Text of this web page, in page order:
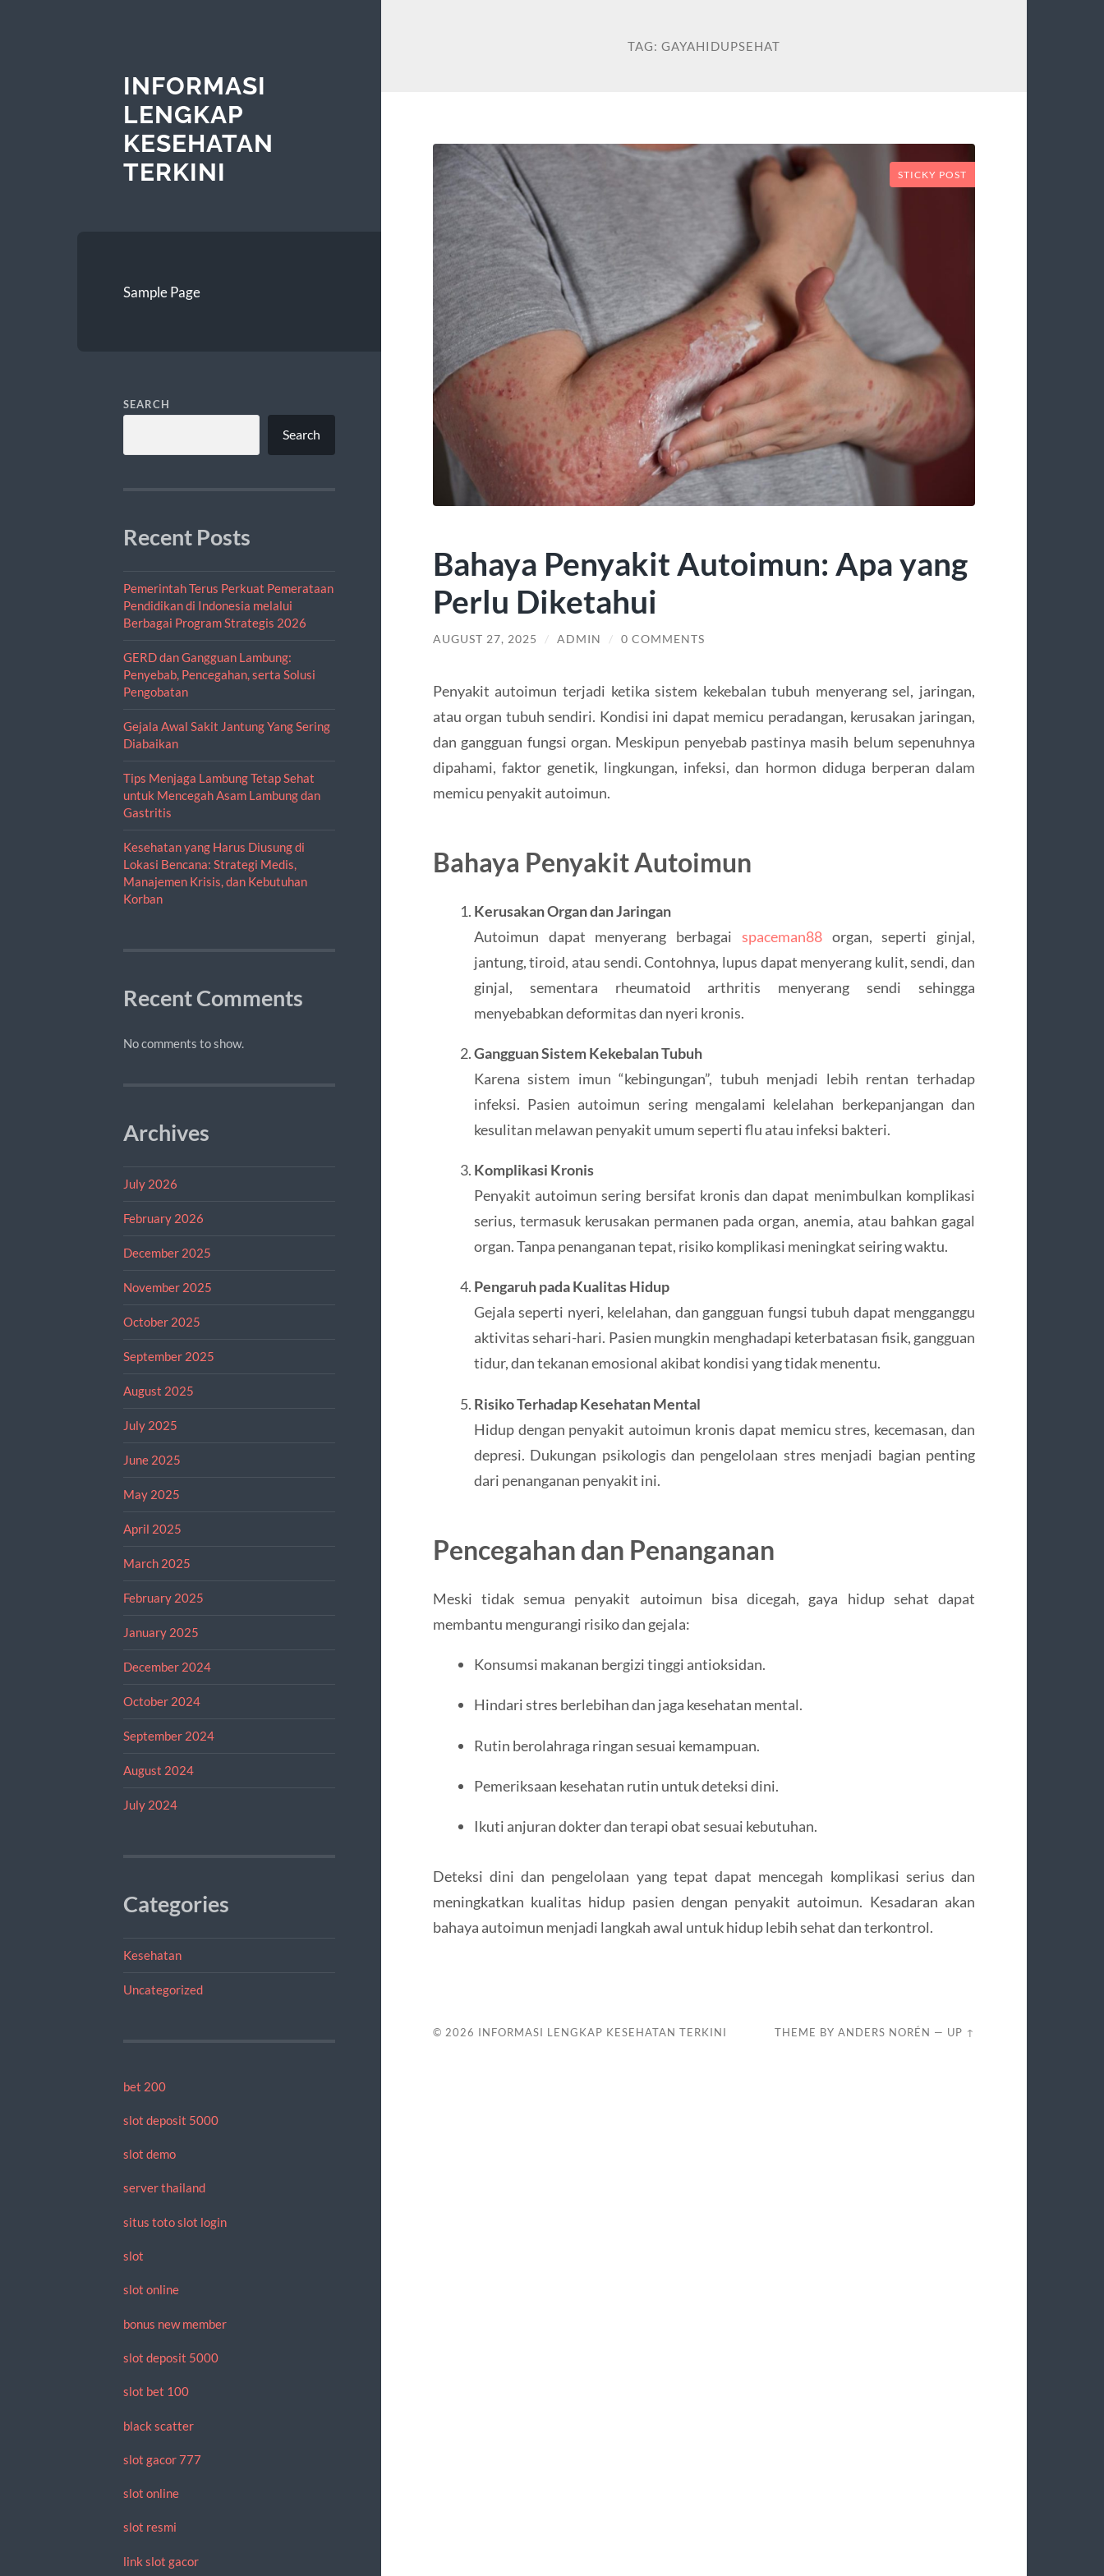
INFORMASI
LENGKAP
KESEHATAN
TERKINI
Sample Page
SEARCH
Search
Recent Posts
Pemerintah Terus Perkuat Pemerataan
Pendidikan di Indonesia melalui
Berbagai Program Strategis 2026
GERD dan Gangguan Lambung:
Penyebab, Pencegahan, serta Solusi
Pengobatan
Gejala Awal Sakit Jantung Yang Sering
Diabaikan
Tips Menjaga Lambung Tetap Sehat
untuk Mencegah Asam Lambung dan
Gastritis
Kesehatan yang Harus Diusung di
Lokasi Bencana: Strategi Medis,
Manajemen Krisis, dan Kebutuhan
Korban
Recent Comments
No comments to show.
Archives
July 2026
February 2026
December 2025
November 2025
October 2025
September 2025
August 2025
July 2025
June 2025
May 2025
April 2025
March 2025
February 2025
January 2025
December 2024
October 2024
September 2024
August 2024
July 2024
Categories
Kesehatan
Uncategorized
bet 200
slot deposit 5000
slot demo
server thailand
situs toto slot login
slot
slot online
bonus new member
slot deposit 5000
slot bet 100
black scatter
slot gacor 777
slot online
slot resmi
link slot gacor
TAG: GAYAHIDUPSEHAT
STICKY POST
Bahaya Penyakit Autoimun: Apa yang
Perlu Diketahui
AUGUST 27, 2025 / ADMIN / 0 COMMENTS
Penyakit autoimun terjadi ketika sistem kekebalan tubuh menyerang sel, jaringan,
atau organ tubuh sendiri. Kondisi ini dapat memicu peradangan, kerusakan jaringan,
dan gangguan fungsi organ. Meskipun penyebab pastinya masih belum sepenuhnya
dipahami, faktor genetik, lingkungan, infeksi, dan hormon diduga berperan dalam
memicu penyakit autoimun.
Bahaya Penyakit Autoimun
Kerusakan Organ dan Jaringan
Autoimun dapat menyerang berbagai spaceman88organ, seperti ginjal,
jantung, tiroid, atau sendi. Contohnya, lupus dapat menyerang kulit, sendi, dan
ginjal, sementara rheumatoid arthritis menyerang sendi sehingga
menyebabkan deformitas dan nyeri kronis.
Gangguan Sistem Kekebalan Tubuh
Karena sistem imun “kebingungan”, tubuh menjadi lebih rentan terhadap
infeksi. Pasien autoimun sering mengalami kelelahan berkepanjangan dan
kesulitan melawan penyakit umum seperti flu atau infeksi bakteri.
Komplikasi Kronis
Penyakit autoimun sering bersifat kronis dan dapat menimbulkan komplikasi
serius, termasuk kerusakan permanen pada organ, anemia, atau bahkan gagal
organ. Tanpa penanganan tepat, risiko komplikasi meningkat seiring waktu.
Pengaruh pada Kualitas Hidup
Gejala seperti nyeri, kelelahan, dan gangguan fungsi tubuh dapat mengganggu
aktivitas sehari-hari. Pasien mungkin menghadapi keterbatasan fisik, gangguan
tidur, dan tekanan emosional akibat kondisi yang tidak menentu.
Risiko Terhadap Kesehatan Mental
Hidup dengan penyakit autoimun kronis dapat memicu stres, kecemasan, dan
depresi. Dukungan psikologis dan pengelolaan stres menjadi bagian penting
dari penanganan penyakit ini.
Pencegahan dan Penanganan
Meski tidak semua penyakit autoimun bisa dicegah, gaya hidup sehat dapat
membantu mengurangi risiko dan gejala:
Konsumsi makanan bergizi tinggi antioksidan.
Hindari stres berlebihan dan jaga kesehatan mental.
Rutin berolahraga ringan sesuai kemampuan.
Pemeriksaan kesehatan rutin untuk deteksi dini.
Ikuti anjuran dokter dan terapi obat sesuai kebutuhan.
Deteksi dini dan pengelolaan yang tepat dapat mencegah komplikasi serius dan
meningkatkan kualitas hidup pasien dengan penyakit autoimun. Kesadaran akan
bahaya autoimun menjadi langkah awal untuk hidup lebih sehat dan terkontrol.
© 2026 INFORMASI LENGKAP KESEHATAN TERKINI THEME BYANDERS NORÉN — UP ↑